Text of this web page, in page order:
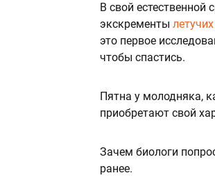
В свой естественной
экскременты
это первое
чтобы спастись.
Пятна у молодняка,
приобретают свой
Зачем биологи
ранее.